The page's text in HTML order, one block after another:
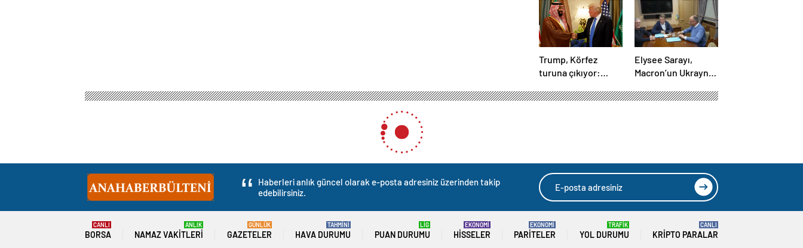
Trump, Körfez
turuna çıkıyor:
Elysee Sarayı,
Macron’un Ukrayna
trende uyuşturucu
Haberleri anlık güncel olarak e-posta adresiniz üzerinden takip
edebilirsiniz.
BORSA
CANLI
NAMAZ VAKITLERI
ANLIK
GAZETELER
GÜNLÜK
HAVA DURUMU
TAHMİNİ
PUAN DURUMU
LİG
HISSELER
EKONOMİ
PARITELER
EKONOMİ
YOL DURUMU
TRAFİK
KRIPTO PARALAR
CANLI